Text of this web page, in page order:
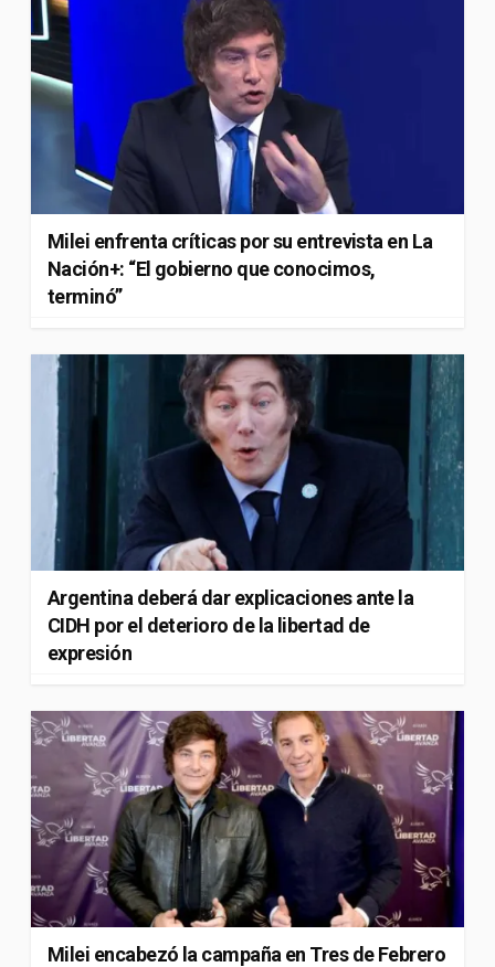
Milei enfrenta críticas por su entrevista en La
Nación+: “El gobierno que conocimos,
terminó”
Argentina deberá dar explicaciones ante la
CIDH por el deterioro de la libertad de
expresión
Milei encabezó la campaña en Tres de Febrero